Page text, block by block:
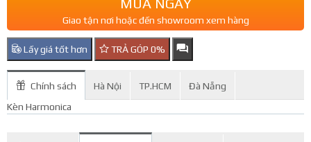
MUA NGAY
Giao tận nơi hoặc đến showroom xem hàng
Lấy giá tốt hơn TRẢ GÓP 0%
Chính sách Hà Nội TP.HCM
Đà Nẵng
Kèn Harmonica